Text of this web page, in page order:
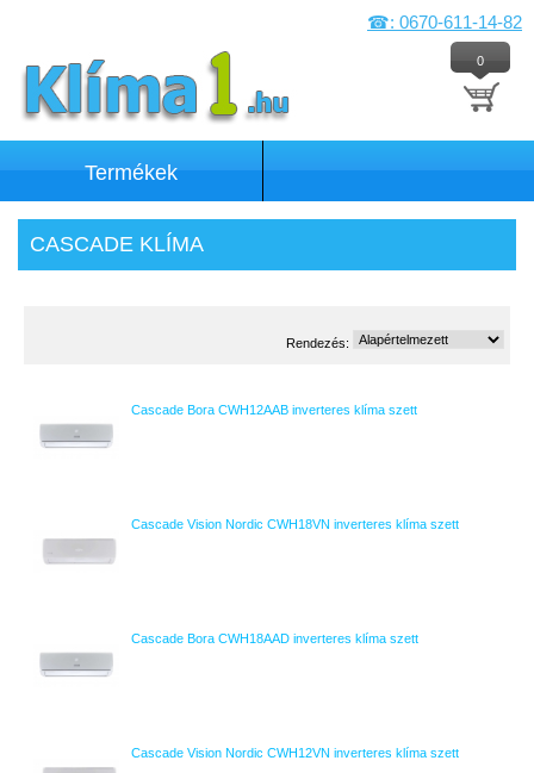
☎: 0670-611-14-82
0
Termékek
CASCADE KLÍMA
Rendezés:
Cascade Bora CWH12AAB inverteres klíma szett
Cascade Vision Nordic CWH18VN inverteres klíma szett
Cascade Bora CWH18AAD inverteres klíma szett
Cascade Vision Nordic CWH12VN inverteres klíma szett